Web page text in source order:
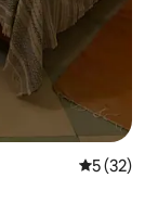
5 (32)